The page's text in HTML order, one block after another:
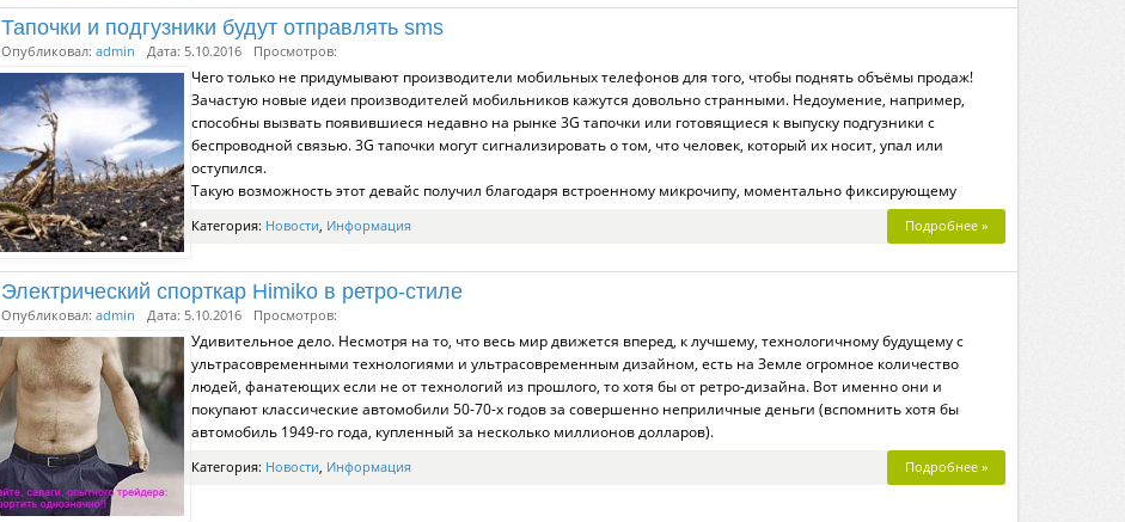
Тапочки и подгузники будут отправлять sms
Опубликовал: admin Дата: 5.10.2016 Просмотров:
Чего только не придумывают производители мобильных телефонов для того, чтобы поднять объёмы продаж!
Зачастую новые идеи производителей мобильников кажутся довольно странными. Недоумение, например,
способны вызвать появившиеся недавно на рынке 3G тапочки или готовящиеся к выпуску подгузники с
беспроводной связью. 3G тапочки могут сигнализировать о том, что человек, который их носит, упал или
оступился.
Такую возможность этот девайс получил благодаря встроенному микрочипу, моментально фиксирующему
Подробнее »
Категория: Новости, Информация
Электрический спорткар Himiko в ретро-стиле
Опубликовал: admin Дата: 5.10.2016 Просмотров:
Удивительное дело. Несмотря на то, что весь мир движется вперед, к лучшему, технологичному будущему с
ультрасовременными технологиями и ультрасовременным дизайном, есть на Земле огромное количество
людей, фанатеющих если не от технологий из прошлого, то хотя бы от ретро-дизайна. Вот именно они и
покупают классические автомобили 50-70-х годов за совершенно неприличные деньги (вспомнить хотя бы
автомобиль 1949-го года, купленный за несколько миллионов долларов).
Подробнее »
Категория: Новости, Информация